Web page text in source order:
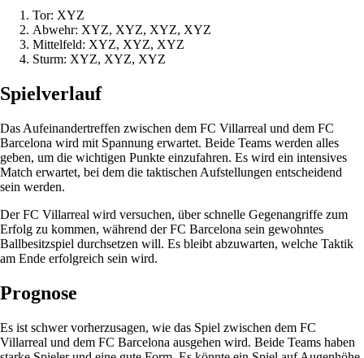
Tor: XYZ
Abwehr: XYZ, XYZ, XYZ, XYZ
Mittelfeld: XYZ, XYZ, XYZ
Sturm: XYZ, XYZ, XYZ
Spielverlauf
Das Aufeinandertreffen zwischen dem FC Villarreal und dem FC
Barcelona wird mit Spannung erwartet. Beide Teams werden alles
geben, um die wichtigen Punkte einzufahren. Es wird ein intensives
Match erwartet, bei dem die taktischen Aufstellungen entscheidend
sein werden.
Der FC Villarreal wird versuchen, über schnelle Gegenangriffe zum
Erfolg zu kommen, während der FC Barcelona sein gewohntes
Ballbesitzspiel durchsetzen will. Es bleibt abzuwarten, welche Taktik
am Ende erfolgreich sein wird.
Prognose
Es ist schwer vorherzusagen, wie das Spiel zwischen dem FC
Villarreal und dem FC Barcelona ausgehen wird. Beide Teams haben